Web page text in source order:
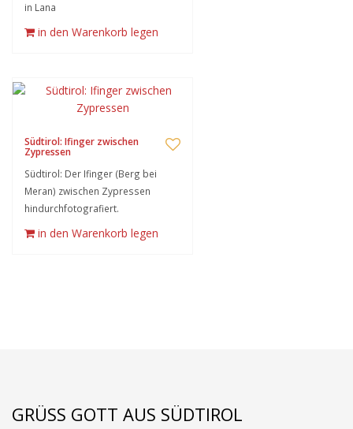
in Lana
in den Warenkorb legen
Südtirol: Ifinger zwischen
Zypressen
Südtirol: Der Ifinger (Berg bei
Meran) zwischen Zypressen
hindurchfotografiert.
in den Warenkorb legen
GRÜSS GOTT AUS SÜDTIROL